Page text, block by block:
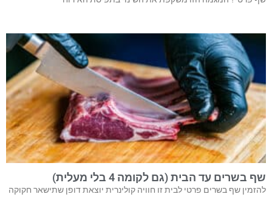
שף בשרים עד הבית (גם לקומה 4 בלי מעלית)
להזמין שף בשרים פרטי לבית זו חוויה קולינרית יוצאת דופן שתישאר חקוקה